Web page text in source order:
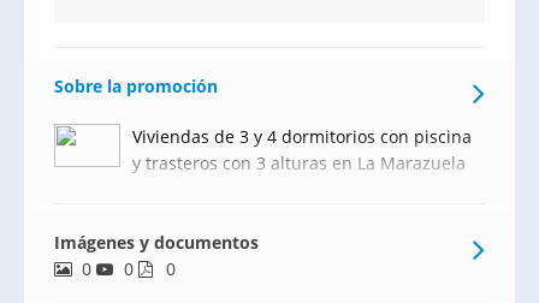
Sobre la promoción
Viviendas de 3 y 4 dormitorios con piscina
y trasteros con 3 alturas en La Marazuela
Imágenes y documentos
0
0 0